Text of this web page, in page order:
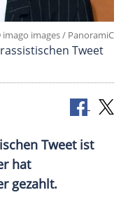
imago images / PanoramiC
Tweet
Tweet ist
hat
gezahlt.